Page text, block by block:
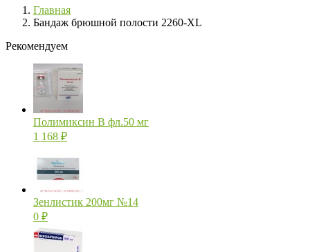
Главная
Бандаж брюшной полости 2260-XL
Рекомендуем
Полимиксин В фл.50 мг
1 168 ₽
Зенлистик 200мг №14
0 ₽